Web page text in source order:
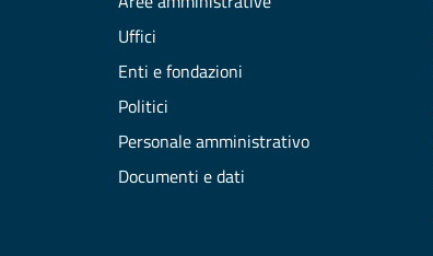
Uffici
Enti e fondazioni
Politici
Personale amministrativo
Documenti e dati